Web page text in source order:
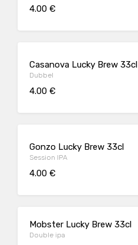
4.00 €
Casanova Lucky Brew 33cl
Dubbel
4.00 €
Gonzo Lucky Brew 33cl
Session IPA
4.00 €
Mobster Lucky Brew 33cl
Double ipa